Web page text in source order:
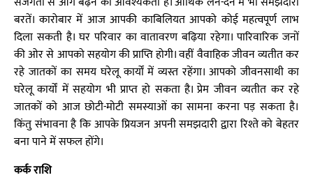
बरतें। कारोबार में आज आपकी काबिलियत आपको कोई महत्वपूर्ण लाभ
दिला सकती है। घर परिवार का वातावरण बढ़िया रहेगा। पारिवारिक जनों
की ओर से आपको सहयोग की प्राप्ति होगी। वहीं वैवाहिक जीवन व्यतीत कर
रहे जातकों का समय घरेलू कार्यों में व्यस्त रहेंगा। आपको जीवनसाथी का
घरेलू कार्यों में सहयोग भी प्राप्त हो सकता है। प्रेम जीवन व्यतीत कर रहे
जातकों को आज छोटी-मोटी समस्याओं का सामना करना पड़ सकता है।
किंतु संभावना है कि आपके प्रियजन अपनी समझदारी द्वारा रिश्ते को बेहतर
बना पाने में सफल होंगे।
कर्क राशि